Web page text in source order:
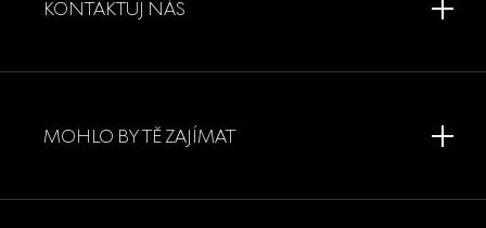
KONTAKTUJ NÁS
MOHLO BY TĚ ZAJÍMAT